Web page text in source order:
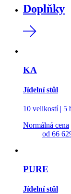
Doplňky
KA
Jídelní stůl
10 velikostí | 5
Normálná cena
od 66
PURE
Jídelní stůl